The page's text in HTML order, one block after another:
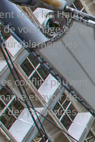
dans les Hauts-
voisinage est la
les
conflits peuvent
et avoir de
des personnes